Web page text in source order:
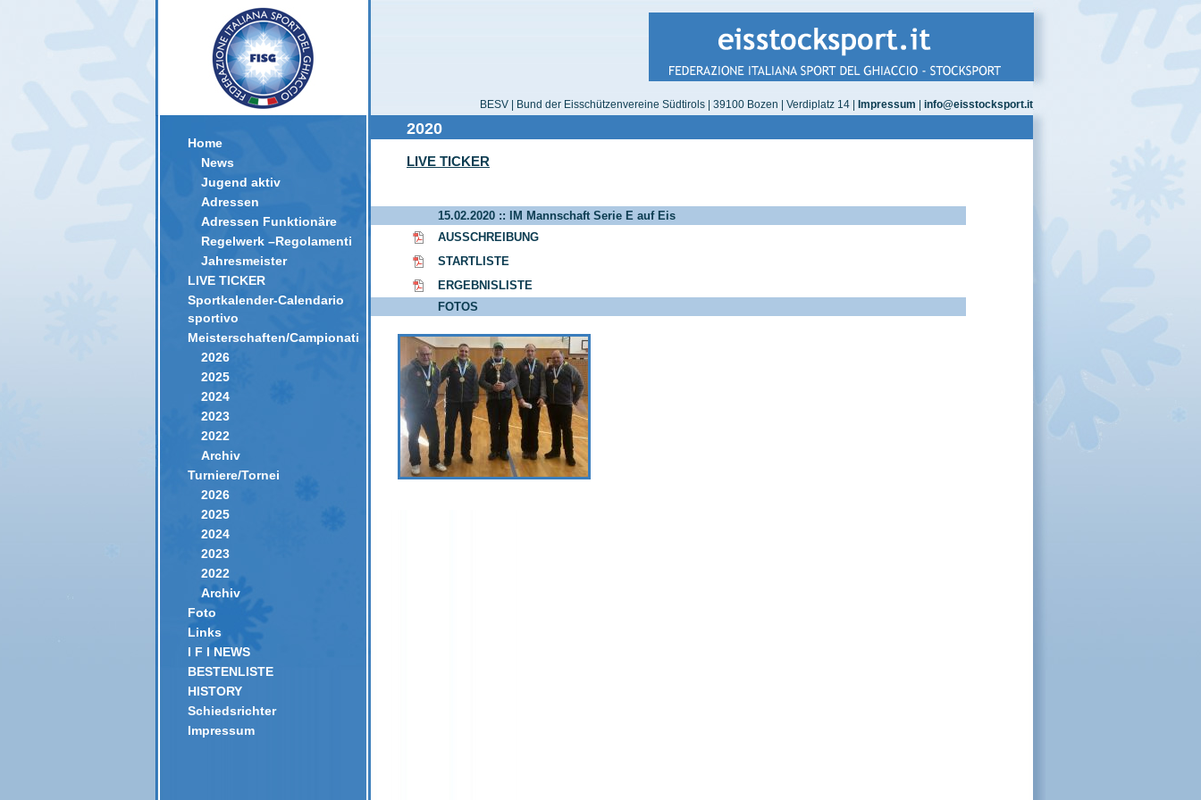
Home
News
Jugend aktiv
Adressen
Adressen Funktionäre
Regelwerk –Regolamenti
Jahresmeister
LIVE TICKER
Sportkalender-Calendario
sportivo
Meisterschaften/Campionati
2026
2025
2024
2023
2022
Archiv
Turniere/Tornei
2026
2025
2024
2023
2022
Archiv
Foto
Links
I F I NEWS
BESTENLISTE
HISTORY
Schiedsrichter
Impressum
BESV | Bund der Eisschützenvereine Südtirols | 39100 Bozen | Verdiplatz 14 | Impressum info@eisstocksport.it
2020
LIVE TICKER
15.02.2020 :: IM Mannschaft Serie E auf Eis
AUSSCHREIBUNG
STARTLISTE
ERGEBNISLISTE
FOTOS